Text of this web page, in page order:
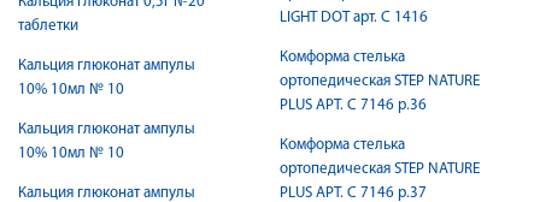
таблетки
Кальция глюконат ампулы
10% 10мл № 10
Кальция глюконат ампулы
10% 10мл № 10
Кальция глюконат ампулы
LIGHT DOT арт. С 1416
Комформа стелька
ортопедическая STEP NATURE
PLUS АРТ. С 7146 р.36
Комформа стелька
ортопедическая STEP NATURE
PLUS АРТ. С 7146 р.37